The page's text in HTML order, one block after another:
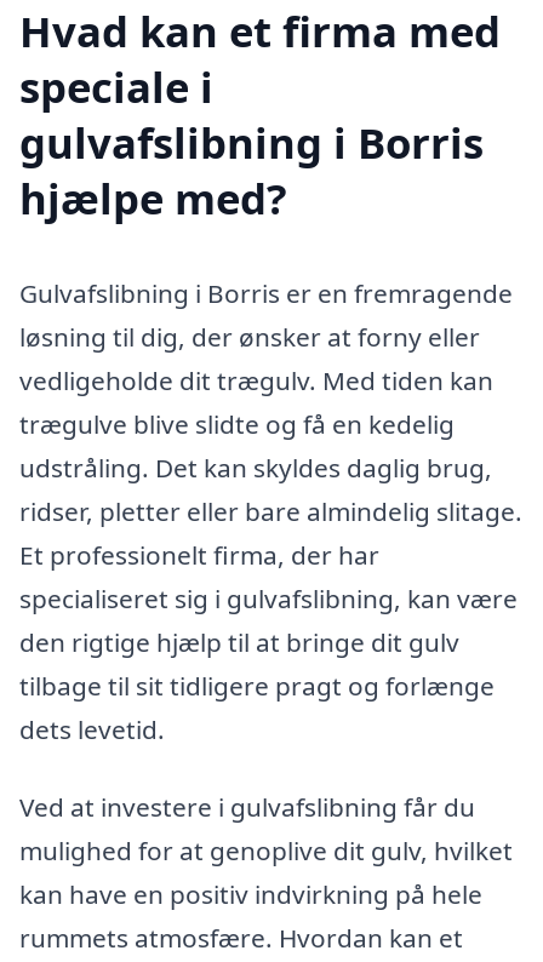
Hvad kan et firma med
speciale i
gulvafslibning i Borris
hjælpe med?
Gulvafslibning i Borris er en fremragende
løsning til dig, der ønsker at forny eller
vedligeholde dit trægulv. Med tiden kan
trægulve blive slidte og få en kedelig
udstråling. Det kan skyldes daglig brug,
ridser, pletter eller bare almindelig slitage.
Et professionelt firma, der har
specialiseret sig i gulvafslibning, kan være
den rigtige hjælp til at bringe dit gulv
tilbage til sit tidligere pragt og forlænge
dets levetid.
Ved at investere i gulvafslibning får du
mulighed for at genoplive dit gulv, hvilket
kan have en positiv indvirkning på hele
rummets atmosfære. Hvordan kan et